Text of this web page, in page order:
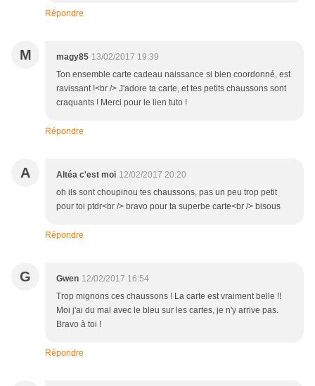
Répondre
M magy85 13/02/2017 19:39
Ton ensemble carte cadeau naissance si bien coordonné, est
ravissant !<br /> J'adore ta carte, et tes petits chaussons sont
craquants ! Merci pour le lien tuto !
Répondre
A Altéa c'est moi 12/02/2017 20:20
oh ils sont choupinou tes chaussons, pas un peu trop petit
pour toi ptdr<br /> bravo pour ta superbe carte<br /> bisous
Répondre
G Gwen 12/02/2017 16:54
Trop mignons ces chaussons ! La carte est vraiment belle !!
Moi j'ai du mal avec le bleu sur les cartes, je n'y arrive pas.
Bravo à toi !
Répondre